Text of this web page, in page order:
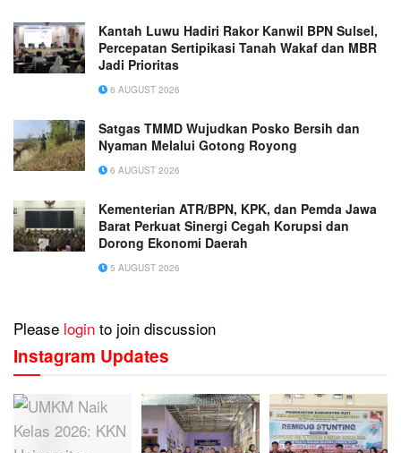
Kantah Luwu Hadiri Rakor Kanwil BPN Sulsel,
Percepatan Sertipikasi Tanah Wakaf dan MBR
Jadi Prioritas
6 AUGUST 2026
Satgas TMMD Wujudkan Posko Bersih dan
Nyaman Melalui Gotong Royong
6 AUGUST 2026
Kementerian ATR/BPN, KPK, dan Pemda Jawa
Barat Perkuat Sinergi Cegah Korupsi dan
Dorong Ekonomi Daerah
5 AUGUST 2026
Please login to join discussion
Instagram Updates